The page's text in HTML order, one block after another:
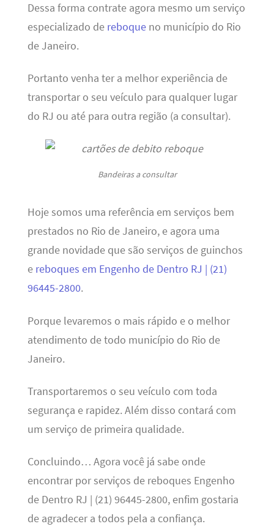
Dessa forma contrate agora mesmo um serviço
especializado de reboqueno município do Rio
de Janeiro.
Portanto venha ter a melhor experiência de
transportar o seu veículo para qualquer lugar
do RJ ou até para outra região (a consultar).
Bandeiras a consultar
Hoje somos uma referência em serviços bem
prestados no Rio de Janeiro, e agora uma
grande novidade que são serviços de guinchos
e reboques em Engenho de Dentro RJ | (21)
96445-2800.
Porque levaremos o mais rápido e o melhor
atendimento de todo município do Rio de
Janeiro.
Transportaremos o seu veículo com toda
segurança e rapidez. Além disso contará com
um serviço de primeira qualidade.
Concluindo… Agora você já sabe onde
encontrar por serviços de reboques Engenho
de Dentro RJ | (21) 96445-2800, enfim gostaria
de agradecer a todos pela a confiança.